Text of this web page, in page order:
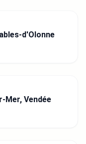
d'Olonne
Mer, Vendée